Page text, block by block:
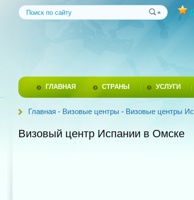
ГЛАВНАЯ СТРАНЫ УСЛУГИ
Главная - Визовые центры - Визовые центры
Визовый центр Испании в Омске